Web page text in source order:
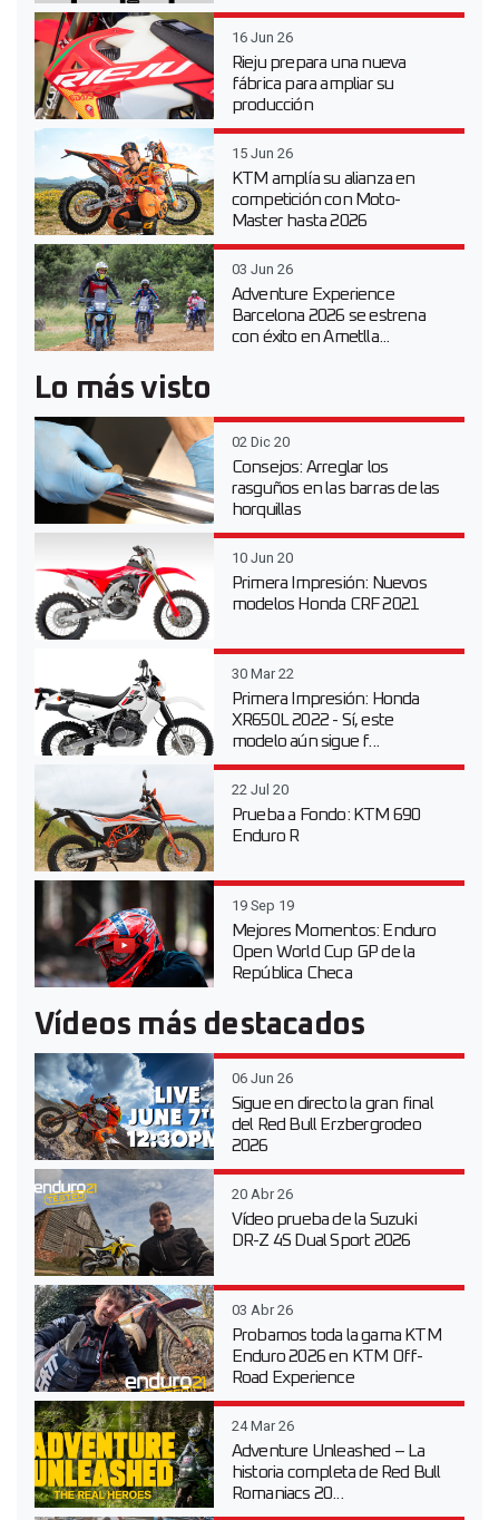
16 Jun 26
Rieju prepara una nueva
fábrica para ampliar su
producción
15 Jun 26
KTM amplía su alianza en
competición con Moto-
Master hasta 2026
03 Jun 26
Adventure Experience
Barcelona 2026 se estrena
con éxito en Ametlla...
Lo más visto
02 Dic 20
Consejos: Arreglar los
rasguños en las barras de las
horquillas
10 Jun 20
Primera Impresión: Nuevos
modelos Honda CRF 2021
30 Mar 22
Primera Impresión: Honda
XR650L 2022 - Sí, este
modelo aún sigue f...
22 Jul 20
Prueba a Fondo: KTM 690
Enduro R
19 Sep 19
Mejores Momentos: Enduro
Open World Cup GP de la
República Checa
Vídeos más destacados
06 Jun 26
Sigue en directo la gran final
del Red Bull Erzbergrodeo
2026
20 Abr 26
Vídeo prueba de la Suzuki
DR-Z 4S Dual Sport 2026
03 Abr 26
Probamos toda la gama KTM
Enduro 2026 en KTM Off-
Road Experience
24 Mar 26
Adventure Unleashed – La
historia completa de Red Bull
Romaniacs 20...